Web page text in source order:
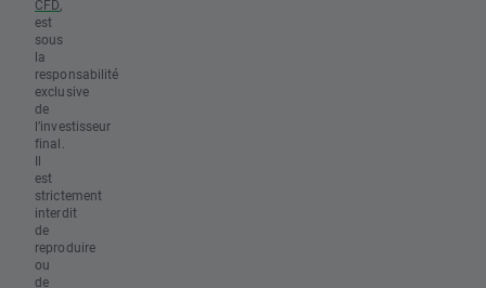
CFD,
est
sous
la
responsabilité
exclusive
de
l’investisseur
final.
Il
est
strictement
interdit
de
reproduire
ou
de